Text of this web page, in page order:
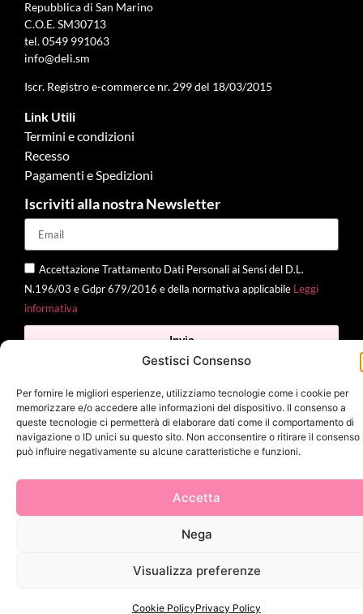
Gestisci Consenso
Per fornire le migliori esperienze, utilizziamo tecnologie come i cookie per
memorizzare e/o accedere alle informazioni del dispositivo. Il consenso a
queste tecnologie ci permetterà di elaborare dati come il comportamento di
navigazione o ID unici su questo sito. Non acconsentire o ritirare il consenso
può influire negativamente su alcune caratteristiche e funzioni.
Accetta
Nega
Visualizza preferenze
Cookie PolicyPrivacy Policy
Repubblica di San Marino
C.O.E. SM30713
tel.0549 991063
info@deli.sm
Iscr. Registro e-commerce nr. 299 del 18/03/2015
Link Utili
Termini e condizioni
Recesso
Pagamenti e Spedizioni
Iscriviti alla nostra Newsletter
Accettazione Trattamento Dati Personali ai Sensi del D.L.
N.196/03 e Gdpr 679/2016 e della normativa applicabile Leggi
informativa
Invia
2025 Delì |Privacy Policy|Cookie Policy| Made with byJenny
Mina